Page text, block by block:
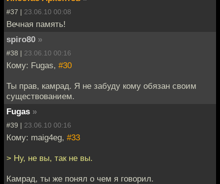
#37 | 23.06.10 00:08
Вечная память!
spiro80 »
#38 | 23.06.10 00:16
Кому: Fugas, #30
Ты прав, камрад. Я не забуду кому обязан своим
существованием.
Fugas »
#39 | 23.06.10 00:16
Кому: maig4eg, #33
> Ну, не вы, так не вы.
Камрад, ты же понял о чем я говорил.